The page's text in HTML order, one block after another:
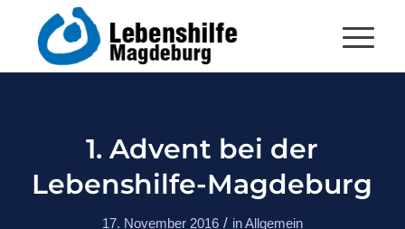
1. Advent bei der
Lebenshilfe-Magdeburg
17. November 2016 / inAllgemein